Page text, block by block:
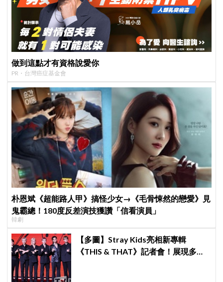
做到這點才有資格說愛你
PR・台灣癌症基金會
朴恩斌《超能路人甲》搞怪少女→《毛骨悚然的戀愛》見
鬼霸總！180度反差演技獲讚「信看演員」
韓劇
【多圖】Stray Kids亮相新專輯
《THIS & THAT》記者會！展現多才